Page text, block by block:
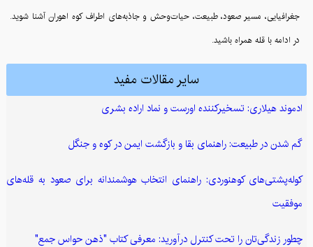
جغرافیایی، مسیر صعود، طبیعت، حیات‌وحش و جاذبه‌های اطراف کوه اهوران آشنا شوید.
در ادامه با قله همراه باشید.
سایر مقالات مفید
ادموند هیلاری: تسخیرکننده اورست و نماد اراده بشری
گم شدن در طبیعت: راهنمای بقا و بازگشت ایمن در کوه و جنگل
کوله‌پشتی‌های کوهنوردی: راهنمای انتخاب هوشمندانه برای صعود به قله‌های
موفقیت
چطور زندگی‌تان را تحت کنترل درآورید: معرفی کتاب "ذهن حواس جمع"